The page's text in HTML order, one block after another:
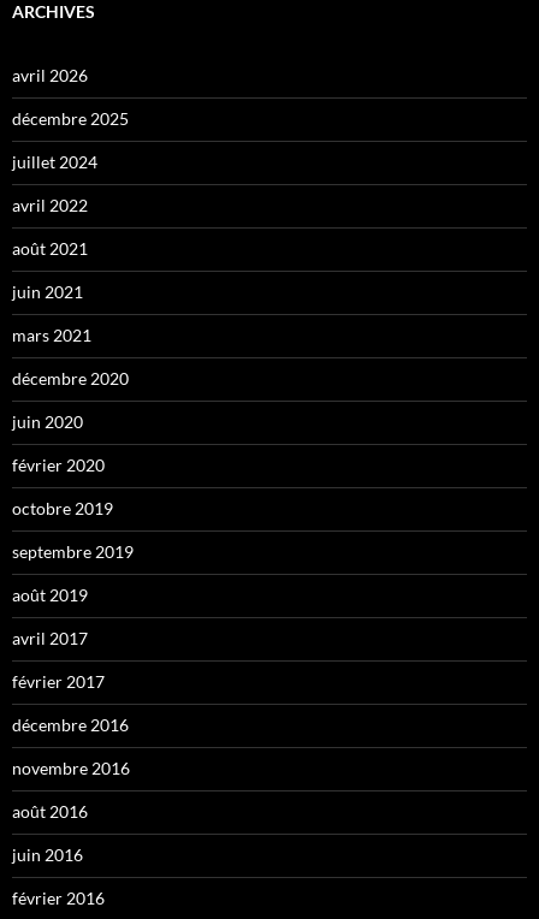
ARCHIVES
avril 2026
décembre 2025
juillet 2024
avril 2022
août 2021
juin 2021
mars 2021
décembre 2020
juin 2020
février 2020
octobre 2019
septembre 2019
août 2019
avril 2017
février 2017
décembre 2016
novembre 2016
août 2016
juin 2016
février 2016